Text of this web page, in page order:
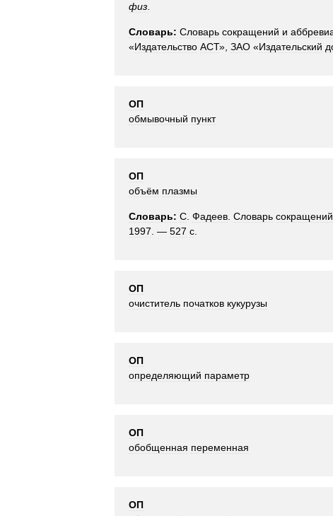
физ
Словарь: Словарь сокращений и
«Издательство АСТ», ЗАО «Издательский
ОП
обмывочный пункт
ОП
объём плазмы
Словарь: С Фадеев Словарь сокращений
1997 . — 527 с
ОП
очиститель початков кукурузы
ОП
определяющий параметр
ОП
обобщенная переменная
ОП